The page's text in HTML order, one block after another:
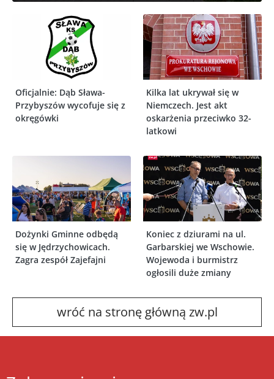
Oficjalnie: Dąb Sława-
Przybyszów wycofuje się z
okręgówki
Kilka lat ukrywał się w
Niemczech. Jest akt
oskarżenia przeciwko 32-
latkowi
Dożynki Gminne odbędą
się w Jędrzychowicach.
Zagra zespół Zajefajni
Koniec z dziurami na ul.
Garbarskiej we Wschowie.
Wojewoda i burmistrz
ogłosili duże zmiany
wróć na stronę główną zw.pl